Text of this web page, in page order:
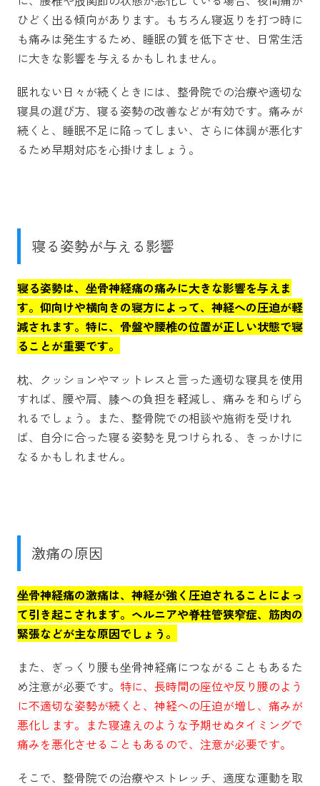
ひどく出る傾向があります。もちろん寝返りを打つ時に
も痛みは発生するため、睡眠の質を低下させ、日常生活
に大きな影響を与えるかもしれません。
眠れない日々が続くときには、整骨院での治療や適切な
寝具の選び方、寝る姿勢の改善などが有効です。痛みが
続くと、睡眠不足に陥ってしまい、さらに体調が悪化す
るため早期対応を心掛けましょう。
寝る姿勢が与える影響
寝る姿勢は、坐骨神経痛の痛みに大きな影響を与えま
す。仰向けや横向きの寝方によって、神経への圧迫が軽
減されます。特に、骨盤や腰椎の位置が正しい状態で寝
ることが重要です。
枕、クッションやマットレスと言った適切な寝具を使用
すれば、腰や肩、膝への負担を軽減し、痛みを和らげら
れるでしょう。また、整骨院での相談や施術を受けれ
ば、自分に合った寝る姿勢を見つけられる、きっかけに
なるかもしれません。
激痛の原因
坐骨神経痛の激痛は、神経が強く圧迫されることによっ
て引き起こされます。ヘルニアや脊柱管狭窄症、筋肉の
緊張などが主な原因でしょう。
また、ぎっくり腰も坐骨神経痛につながることもあるた
め注意が必要です。 特に、長時間の座位や反り腰のよう
に不適切な姿勢が続くと、神経への圧迫が増し、痛みが
悪化します。また寝違えのような予期せぬタイミングで
痛みを悪化させることもあるので、注意が必要です。
そこで、整骨院での治療やストレッチ、適度な運動を取